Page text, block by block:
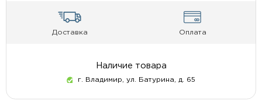
Доставка Оплата
Наличие товара
г. Владимир, ул. Батурина, д. 65